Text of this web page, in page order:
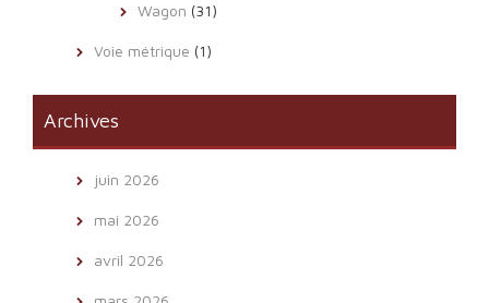
Wagon (31)
Voie métrique (1)
Archives
juin 2026
mai 2026
avril 2026